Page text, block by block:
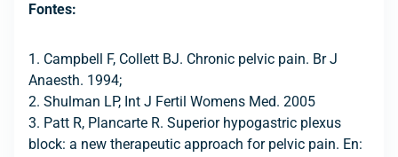
Fontes:
1. Campbell F, Collett BJ. Chronic pelvic pain. Br J
Anaesth. 1994;
2. Shulman LP, Int J Fertil Womens Med. 2005
3. Patt R, Plancarte R. Superior hypogastric plexus
block: a new therapeutic approach for pelvic pain. En: